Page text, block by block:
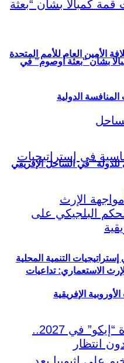
الأمين العام للأمم المتحدة
الدولية
التنمية المحلية
بشأن “بعثة أوصوم” في
للدولة” في الساحل الإفريقي
الاستعماري: تداعيات
الإفريقية